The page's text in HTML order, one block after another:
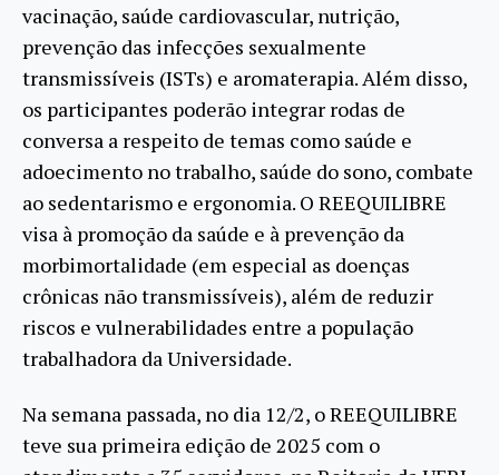
vacinação, saúde cardiovascular, nutrição,
prevenção das infecções sexualmente
transmissíveis (ISTs) e aromaterapia. Além disso,
os participantes poderão integrar rodas de
conversa a respeito de temas como saúde e
adoecimento no trabalho, saúde do sono, combate
ao sedentarismo e ergonomia. O REEQUILIBRE
visa à promoção da saúde e à prevenção da
morbimortalidade (em especial as doenças
crônicas não transmissíveis), além de reduzir
riscos e vulnerabilidades entre a população
trabalhadora da Universidade.
Na semana passada, no dia 12/2, o REEQUILIBRE
teve sua primeira edição de 2025 com o